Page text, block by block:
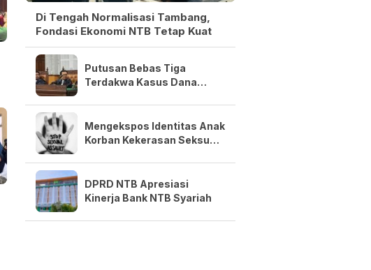
Di Tengah Normalisasi Tambang,
Fondasi Ekonomi NTB Tetap Kuat
Putusan Bebas Tiga
Terdakwa Kasus Dana
Mengekspos Identitas Anak
Korban Kekerasan Seksual
DPRD NTB Apresiasi
Kinerja Bank NTB Syariah